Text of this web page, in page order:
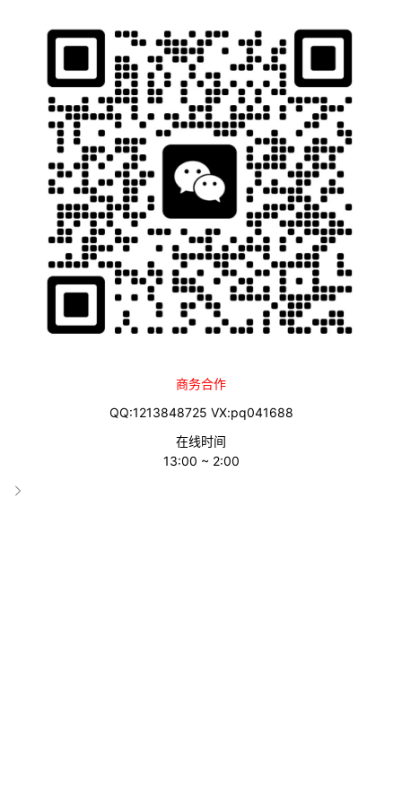
石南跨境工具导航
当前位置：首页 Tags：里程碑国际
排序 最新 点击
广告合作
营销指南
2024-08-06
里程碑国际
商务合作
QQ:1213848725 VX:pq041688
在线时间
13:00 ~ 2:00